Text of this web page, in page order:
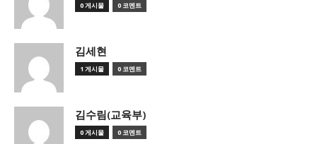
0 게시물 0 코멘트
김세현
1 게시물 0 코멘트
김수림(교육부)
0 게시물 0 코멘트